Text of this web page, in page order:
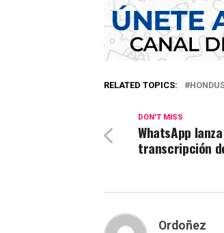
RELATED TOPICS:
DON'T MISS
WhatsApp
transcripción
Ordoñez